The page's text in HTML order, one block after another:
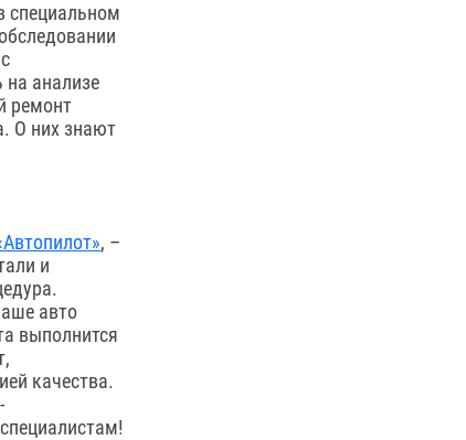
специальном
на анализе
ремонт
О них знают
, –
и
авто
выполнится
качества.